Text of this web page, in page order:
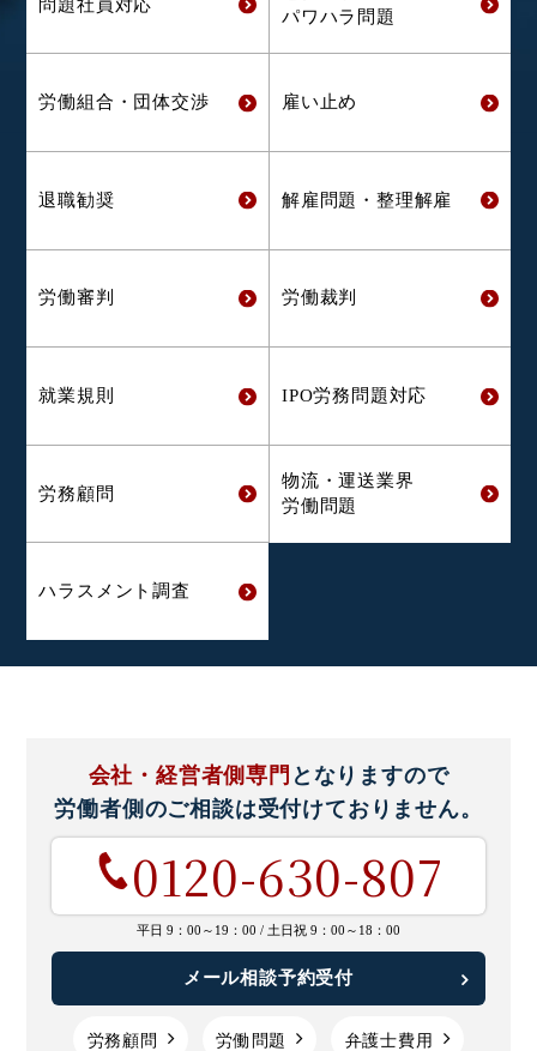
問題社員対応
パワハラ問題
労働組合・ 団体交渉 雇い止め
退職勧奨 解雇問題・ 整理解雇
労働審判 労働裁判
就業規則 IPO労務問題対応
労務顧問
物流・運送業界
労働問題
ハラスメント調査
会社・経営者側専門 となりますので
労働者側のご相談は受付けておりません。
0120-630-807
平日 9：00～19：00 / 土日祝 9：00～18：00
メール相談予約受付
労務顧問 労働問題 弁護士費用